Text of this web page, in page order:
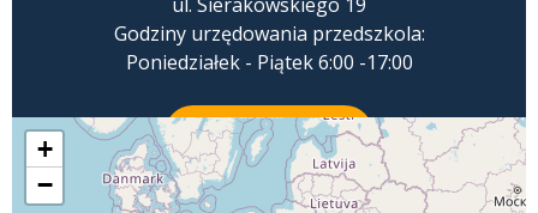
Godziny urzędowania przedszkola:
Poniedziałek - Piątek 6:00 -17:00
ZADZWOŃ
+
−